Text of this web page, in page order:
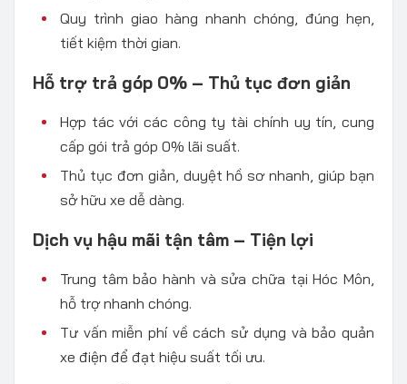
Quy trình giao hàng nhanh chóng, đúng hẹn,
tiết kiệm thời gian.
Hỗ trợ trả góp 0% – Thủ tục đơn giản
Hợp tác với các công ty tài chính uy tín, cung
cấp gói trả góp 0% lãi suất.
Thủ tục đơn giản, duyệt hồ sơ nhanh, giúp bạn
sở hữu xe dễ dàng.
Dịch vụ hậu mãi tận tâm – Tiện lợi
Trung tâm bảo hành và sửa chữa tại Hóc Môn,
hỗ trợ nhanh chóng.
Tư vấn miễn phí về cách sử dụng và bảo quản
xe điện để đạt hiệu suất tối ưu.